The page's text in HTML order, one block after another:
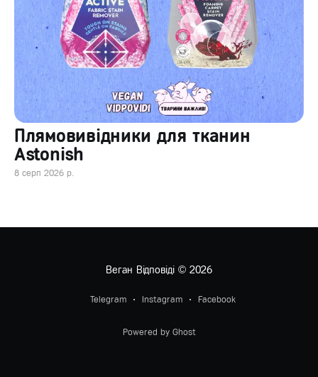
Плямовивідники для тканин
Astonish
8 серп 2026 р.
Веган Відповіді© 2026
Telegram Instagram Facebook
Powered by Ghost